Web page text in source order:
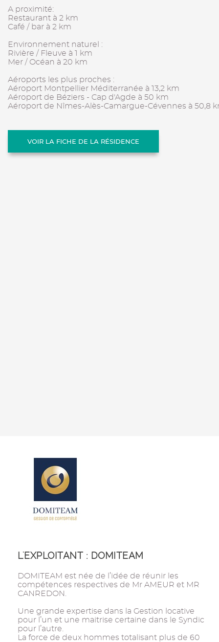
A proximité:
Restaurant à 2 km
Café / bar à 2 km
Environnement naturel :
Rivière / Fleuve à 1 km
Mer / Océan à 20 km
Aéroports les plus proches :
Aéroport Montpellier Méditerranée à 13,2 km
Aéroport de Béziers - Cap d'Agde à 50 km
Aéroport de Nîmes-Alès-Camargue-Cévennes à 50,8
VOIR LA FICHE DE LA RÉSIDENCE
L'EXPLOITANT : DOMITEAM
DOMITEAM est née de l’idée de réunir les
compétences respectives de Mr AMEUR et MR
CANREDON.
Une grande expertise dans la Gestion locative
pour l’un et une maitrise certaine dans le Syndic
pour l’autre.
La force de deux hommes totalisant plus de 60